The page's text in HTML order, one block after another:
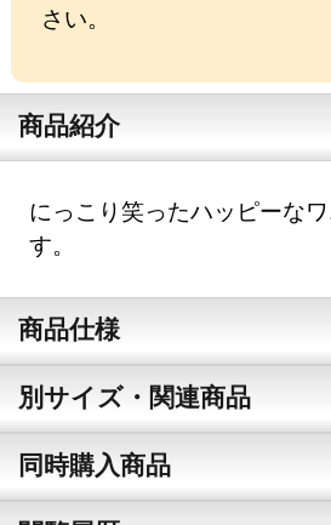
さい。
商品紹介
にっこり笑ったハッピーな
す。
商品仕様
別サイズ・関連商品
同時購入商品